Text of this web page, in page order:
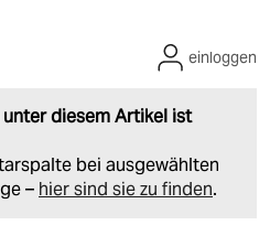
diesem Artikel ist
bei ausgewählten
– hier sind sie zu finden.
einloggen